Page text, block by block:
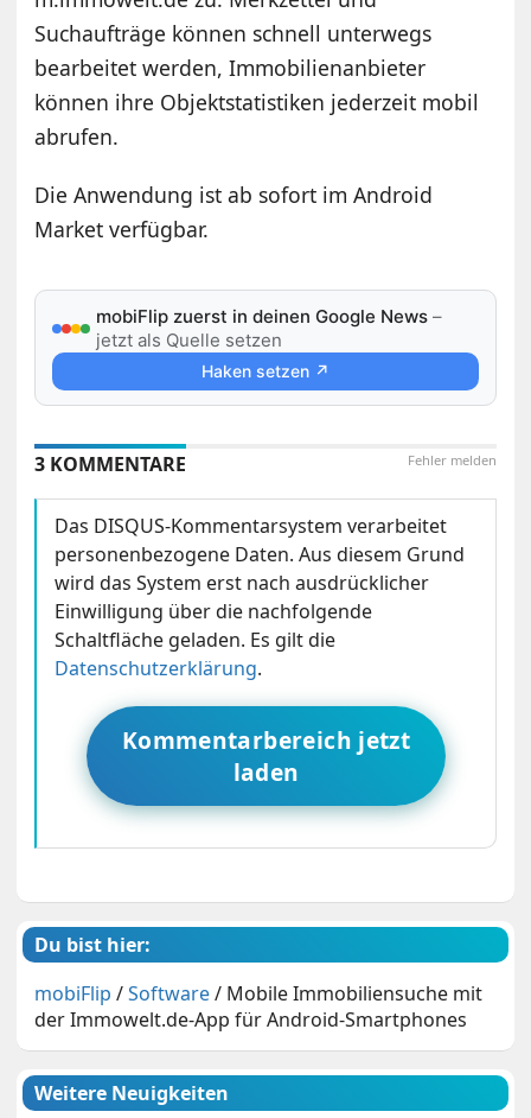
Suchaufträge können schnell unterwegs
bearbeitet werden, Immobilienanbieter
können ihre Objektstatistiken jederzeit mobil
abrufen.
Die Anwendung ist ab sofort im Android
Market verfügbar.
mobiFlip zuerst in deinen Google News –
jetzt als Quelle setzen
Haken setzen ↗
Fehler melden
3 KOMMENTARE
Das DISQUS-Kommentarsystem verarbeitet
personenbezogene Daten. Aus diesem Grund
wird das System erst nach ausdrücklicher
Einwilligung über die nachfolgende
Schaltfläche geladen. Es gilt die
Datenschutzerklärung.
Kommentarbereich jetzt
laden
Du bist hier:
mobiFlip /Software/ Mobile Immobiliensuche mit
der Immowelt.de-App für Android-Smartphones
Weitere Neuigkeiten